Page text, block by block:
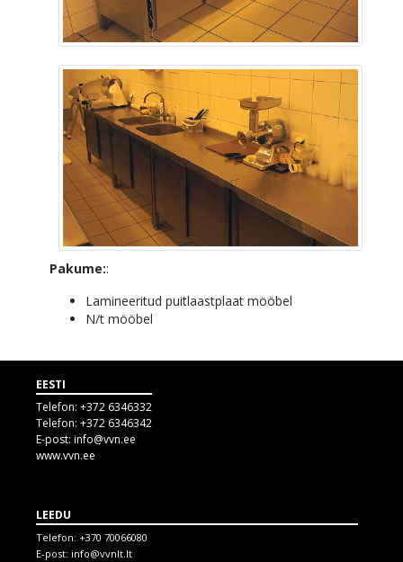
Pakume::
Lamineeritud puitlaastplaat mööbel
N/t mööbel
EESTI
Telefon: +372 6346332
Telefon: +372 6346342
E-post: info@vvn.ee
www.vvn.ee
LEEDU
Telefon: +370 70066080
E-post: info@vvnlt.lt